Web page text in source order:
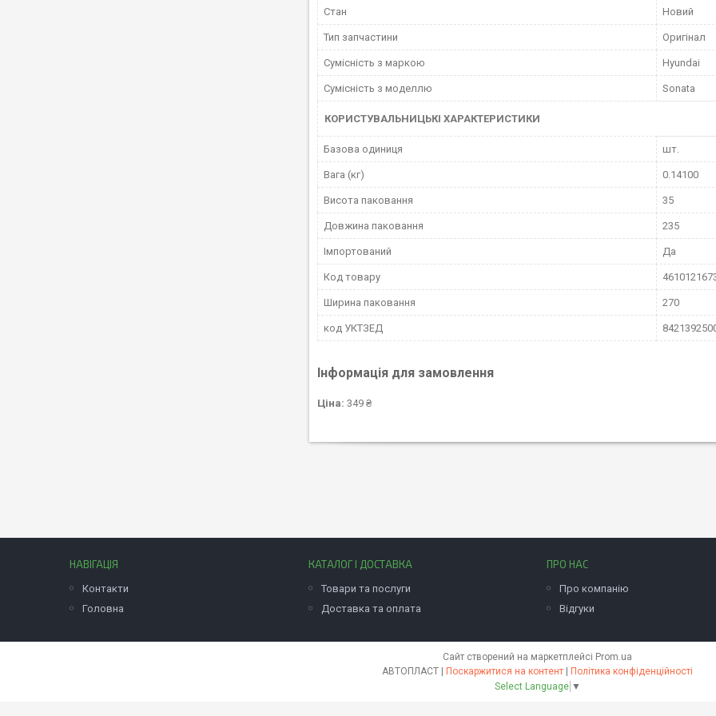
Стан Новий
Тип запчастини Оригінал
Сумісність з маркою Hyundai
Сумісність з моделлю Sonata
КОРИСТУВАЛЬНИЦЬКІ ХАРАКТЕРИСТИКИ
Базова одиниця шт.
Вага (кг) 0.14100
Висота паковання 35
Довжина паковання 235
Імпортований Да
Код товару
Ширина паковання 270
код УКТЗЕД
Інформація для замовлення
Ціна: 349 ₴
НАВІГАЦІЯ
Контакти
Головна
КАТАЛОГ І ДОСТАВКА
Товари та послуги
Доставка та оплата
ПРО НАС
Про компанію
Відгуки
Сайт створений на маркетплейсі Prom.ua
Поскаржитися на контент
Політика конфіденційності
Select Language ▼